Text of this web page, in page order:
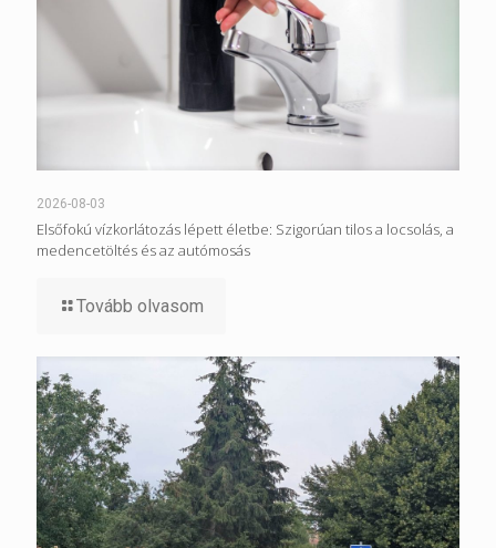
2026-08-03
Elsőfokú vízkorlátozás lépett életbe: Szigorúan tilos a locsolás, a
medencetöltés és az autómosás
Tovább olvasom